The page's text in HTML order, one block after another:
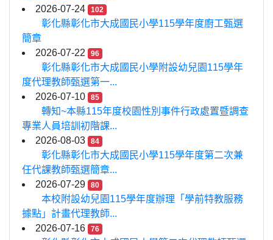
2026-07-24
102
彰化縣彰化市大成國民小學115學年度廚工甄選
簡章
2026-07-22
96
彰化縣彰化市大成國民小學附設幼兒園115學年
度代理教師甄選第一...
2026-07-10
85
轉知~本縣115年度校園性別事件行政處置暨調查
專業人員培訓初階課...
2026-08-03
84
彰化縣彰化市大成國民小學115學年度第二次兼
任代課教師甄選簡章...
2026-07-29
80
本校附設幼兒園115學年度辦理「學前特教服務
據點」計畫代理教師...
2026-07-16
76